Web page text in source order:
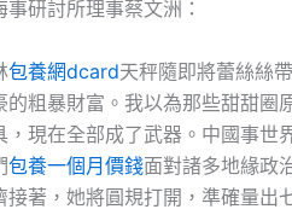
事研討所理事蔡文洲：
包養網dcard天秤隨即將蕾絲絲
的粗暴財富。我以為那些甜甜圈
，現在全部成了武器。中國事世
包養一個月價錢面對諸多地緣政
接著，她將圓規打開，準確量出